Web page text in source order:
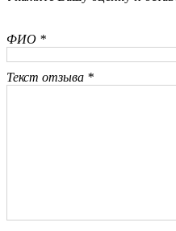
ФИО *
Текст отзыва *